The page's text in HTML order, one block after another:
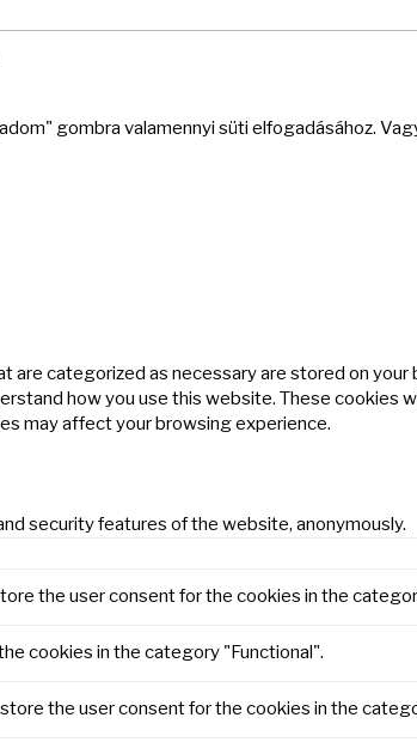
gombra valamennyi süti elfogadásához.
categorized as necessary are stored on your
how you use this website. These cookies
may affect your browsing experience.
security features of the website, anonymously.
the user consent for the cookies in the
cookies in the category "Functional".
the user consent for the cookies in the